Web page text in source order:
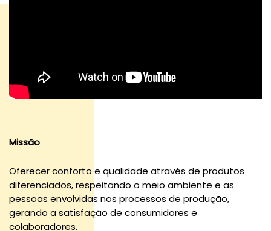
Missão
Oferecer conforto e qualidade através de produtos
diferenciados, respeitando o meio ambiente e as
pessoas envolvidas nos processos de produção,
gerando a satisfação de consumidores e
colaboradores.